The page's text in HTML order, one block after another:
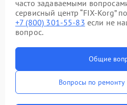
часто задаваемыми
сервисный центр “FIX-Korg”
+7 (800) 301-55-83 если не
вопрос.
Общие
Вопросы по ремонту